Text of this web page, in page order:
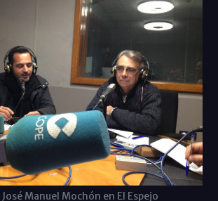
Manuel Mochón en El Espejo